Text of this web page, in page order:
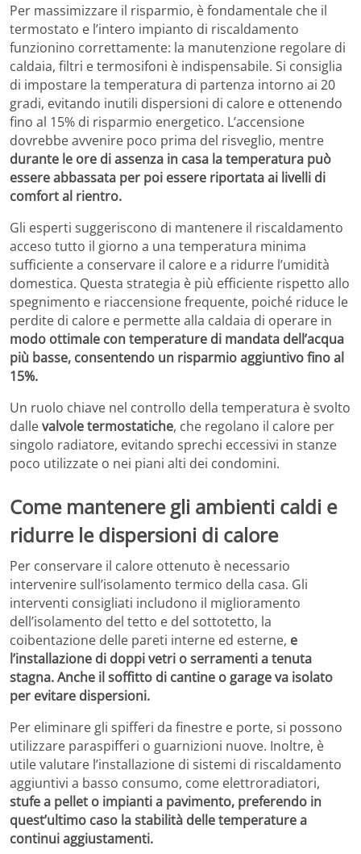
Per massimizzare il risparmio, è fondamentale che il
termostato e l’intero impianto di riscaldamento
funzionino correttamente: la manutenzione regolare di
caldaia, filtri e termosifoni è indispensabile. Si consiglia
di impostare la temperatura di partenza intorno ai 20
gradi, evitando inutili dispersioni di calore e ottenendo
fino al 15% di risparmio energetico. L’accensione
dovrebbe avvenire poco prima del risveglio, mentre
durante le ore di assenza in casa la temperatura può
essere abbassata per poi essere riportata ai livelli di
comfort al rientro.
Gli esperti suggeriscono di mantenere il riscaldamento
acceso tutto il giorno a una temperatura minima
sufficiente a conservare il calore e a ridurre l’umidità
domestica. Questa strategia è più efficiente rispetto allo
spegnimento e riaccensione frequente, poiché riduce le
perdite di calore e permette alla caldaia di operare in
modo ottimale con temperature di mandata dell’acqua
più basse, consentendo un risparmio aggiuntivo fino al
15%.
Un ruolo chiave nel controllo della temperatura è svolto
dallevalvole termostatiche, che regolano il calore per
singolo radiatore, evitando sprechi eccessivi in stanze
poco utilizzate o nei piani alti dei condomini.
Come mantenere gli ambienti caldi e
ridurre le dispersioni di calore
Per conservare il calore ottenuto è necessario
intervenire sull’isolamento termico della casa. Gli
interventi consigliati includono il miglioramento
dell’isolamento del tetto e del sottotetto, la
coibentazione delle pareti interne ed esterne, e
l’installazione di doppi vetri o serramenti a tenuta
stagna. Anche il soffitto di cantine o garage va isolato
per evitare dispersioni.
Per eliminare gli spifferi da finestre e porte, si possono
utilizzare paraspifferi o guarnizioni nuove. Inoltre, è
utile valutare l’installazione di sistemi di riscaldamento
aggiuntivi a basso consumo, come elettroradiatori,
stufe a pellet o impianti a pavimento, preferendo in
quest’ultimo caso la stabilità delle temperature a
continui aggiustamenti.